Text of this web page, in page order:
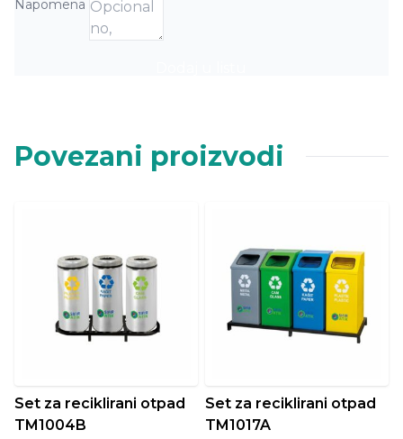
Napomena
Povezani proizvodi
Set za reciklirani otpad
TM1004B
Set za reciklirani otpad
TM1017A